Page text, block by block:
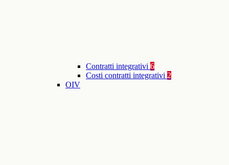
Contratti integrativi 6
Costi contratti integrativi 2
OIV